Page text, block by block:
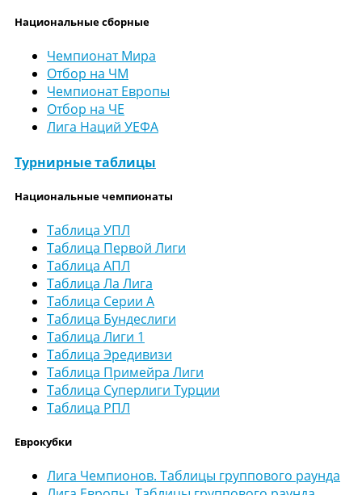
Национальные сборные
Чемпионат Мира
Отбор на ЧМ
Чемпионат Европы
Отбор на ЧЕ
Лига Наций УЕФА
Турнирные таблицы
Национальные чемпионаты
Таблица УПЛ
Таблица Первой Лиги
Таблица АПЛ
Таблица Ла Лига
Таблица Серии А
Таблица Бундеслиги
Таблица Лиги 1
Таблица Эредивизи
Таблица Примейра Лиги
Таблица Суперлиги Турции
Таблица РПЛ
Еврокубки
Лига Чемпионов. Таблицы группового раунда